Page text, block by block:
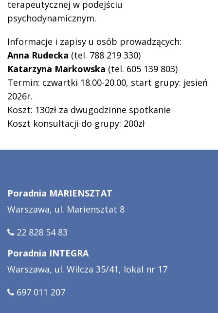
terapeutycznej w podejściu
psychodynamicznym.
Informacje i zapisy u osób prowadzących:
Anna Rudecka (tel. 788 219 330)
Katarzyna Markowska (tel. 605 139 803)
Termin: czwartki 18.00-20.00, start grupy: jesień
2026r.
Koszt: 130zł za dwugodzinne spotkanie
Koszt konsultacji do grupy: 200zł
Poradnia MARIENSZTAT
Warszawa, ul. Mariensztat 8
22 828 54 83
Poradnia INTEGRA
Warszawa, ul. Wilcza 35/41, lokal nr 17
697 011 207